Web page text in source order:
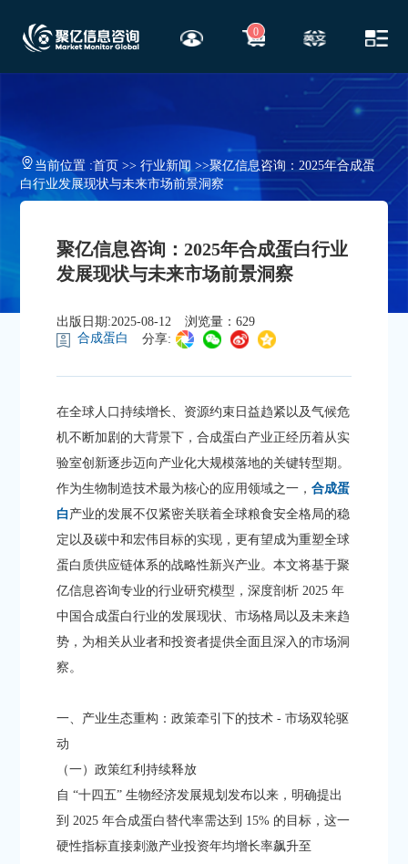
0
当前位置 :首页>> 行业新闻 >>聚亿信息咨询：2025年合成蛋
白行业发展现状与未来市场前景洞察
聚亿信息咨询：2025年合成蛋白行业
发展现状与未来市场前景洞察
出版日期:2025-08-12
浏览量：629
合成蛋白
分享:
在全球人口持续增长、资源约束日益趋紧以及气候危
机不断加剧的大背景下，合成蛋白产业正经历着从实
验室创新逐步迈向产业化大规模落地的关键转型期。
作为生物制造技术最为核心的应用领域之一，合成蛋
白 产业的发展不仅紧密关联着全球粮食安全格局的稳
定以及碳中和宏伟目标的实现，更有望成为重塑全球
蛋白质供应链体系的战略性新兴产业。本文将基于聚
亿信息咨询专业的行业研究模型，深度剖析 2025 年
中国合成蛋白行业的发展现状、市场格局以及未来趋
势，为相关从业者和投资者提供全面且深入的市场洞
察。​
一、产业生态重构：政策牵引下的技术 - 市场双轮驱
动​
（一）政策红利持续释放​
自 “十四五” 生物经济发展规划发布以来，明确提出
到 2025 年合成蛋白替代率需达到 15% 的目标，这一
硬性指标直接刺激产业投资年均增长率飙升至